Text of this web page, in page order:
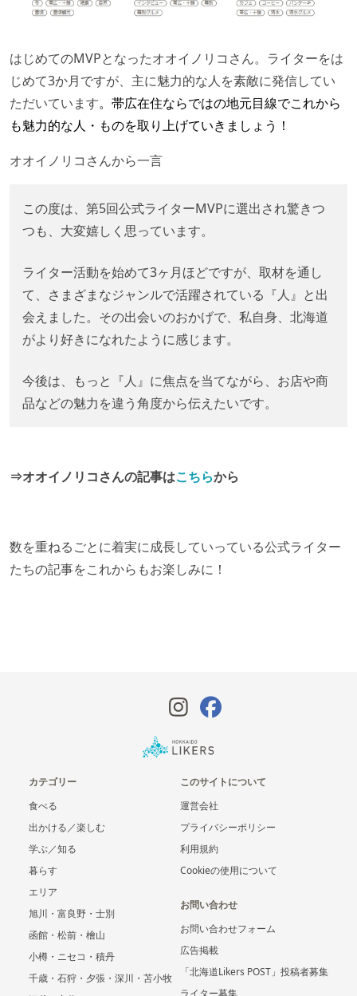
はじめてのMVPとなったオオイノリコさん。ライターをは
じめて3か月ですが、主に魅力的な人を素敵に発信してい
ただいています。帯広在住ならではの地元目線でこれから
も魅力的な人・ものを取り上げていきましょう！
オオイノリコさんから一言
この度は、第5回公式ライターMVPに選出され驚きつ
つも、大変嬉しく思っています。
ライター活動を始めて3ヶ月ほどですが、取材を通し
て、さまざまなジャンルで活躍されている『人』と出
会えました。その出会いのおかげで、私自身、北海道
がより好きになれたように感じます。
今後は、もっと『人』に焦点を当てながら、お店や商
品などの魅力を違う角度から伝えたいです。
⇒オオイノリコさんの記事はこちらから
数を重ねるごとに着実に成長していっている公式ライター
たちの記事をこれからもお楽しみに！
カテゴリー
食べる
出かける／楽しむ
学ぶ／知る
暮らす
エリア
旭川・富良野・士別
函館・松前・檜山
小樽・ニセコ・積丹
千歳・石狩・夕張・深川・苫小牧
このサイトについて
運営会社
プライバシーポリシー
利用規約
Cookieの使用について
お問い合わせ
お問い合わせフォーム
広告掲載
「北海道Likers POST」投稿者募集
ライター募集